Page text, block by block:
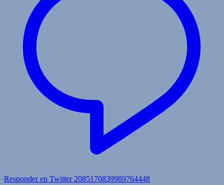
Responder en Twitter 2085170839989764448